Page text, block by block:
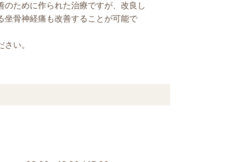
ために作られた治療ですが、改良し
坐骨神経痛も改善することが可能で
い。